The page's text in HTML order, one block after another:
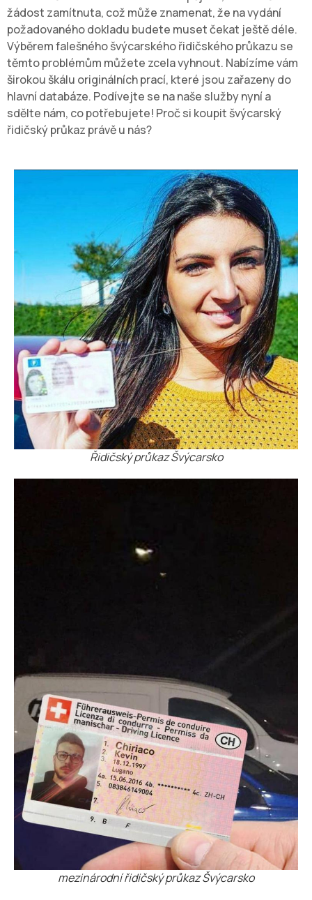
žádost zamítnuta, což může znamenat, že na vydání
požadovaného dokladu budete muset čekat ještě déle.
Výběrem falešného švýcarského řidičského průkazu se
těmto problémům můžete zcela vyhnout. Nabízíme vám
širokou škálu originálních prací, které jsou zařazeny do
hlavní databáze. Podívejte se na naše služby nyní a
sdělte nám, co potřebujete! Proč si koupit švýcarský
řidičský průkaz právě u nás?
Řidičský průkaz Švýcarsko
mezinárodní řidičský průkaz Švýcarsko